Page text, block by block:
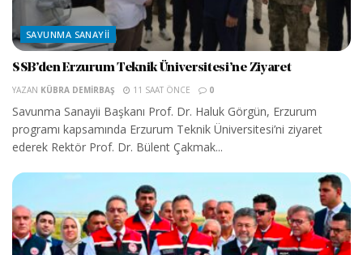
SAVUNMA SANAYII
SSB’den Erzurum Teknik Üniversitesi’ne Ziyaret
YAZAN KÜBRA DEMIRBAŞ 11 SAAT ÖNCE 0
Savunma Sanayii Başkanı Prof. Dr. Haluk Görgün, Erzurum
programı kapsamında Erzurum Teknik Üniversitesi’ni ziyaret
ederek Rektör Prof. Dr. Bülent Çakmak...